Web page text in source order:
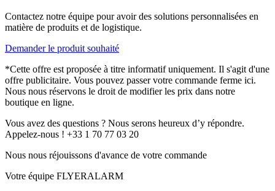
Contactez notre équipe pour avoir des solutions personnalisées en
matière de produits et de logistique.
Demander le produit souhaité
*Cette offre est proposée à titre informatif uniquement. Il s'agit d'une
offre publicitaire. Vous pouvez passer votre commande ferme ici.
Nous nous réservons le droit de modifier les prix dans notre
boutique en ligne.
Vous avez des questions ? Nous serons heureux d’y répondre.
Appelez-nous ! +33 1 70 77 03 20
Nous nous réjouissons d'avance de votre commande
Votre équipe FLYERALARM